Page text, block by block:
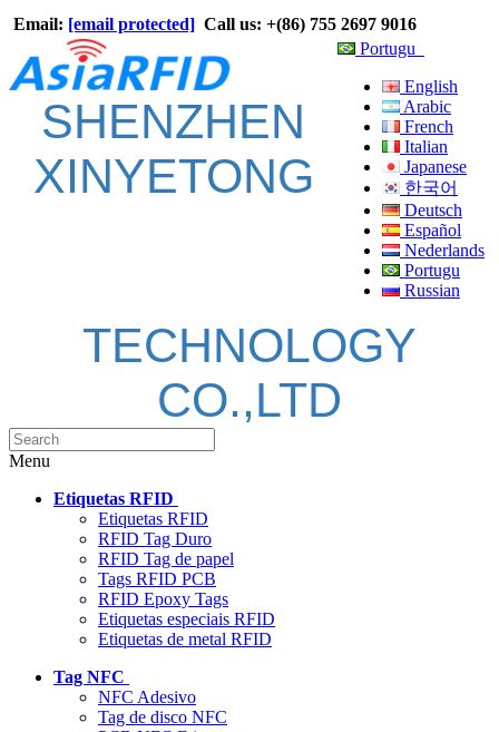
Email: [email protected] Call us: +(86) 755 2697 9016
Portugu
English
Arabic
French
Italian
Japanese
한국어
Deutsch
Español
Nederlands
Portugu
Russian
SHENZHEN
XINYETONG
TECHNOLOGY
CO.,LTD
Menu
Etiquetas RFID
Etiquetas RFID
RFID Tag Duro
RFID Tag de papel
Tags RFID PCB
RFID Epoxy Tags
Etiquetas especiais RFID
Etiquetas de metal RFID
Tag NFC
NFC Adesivo
Tag de disco NFC